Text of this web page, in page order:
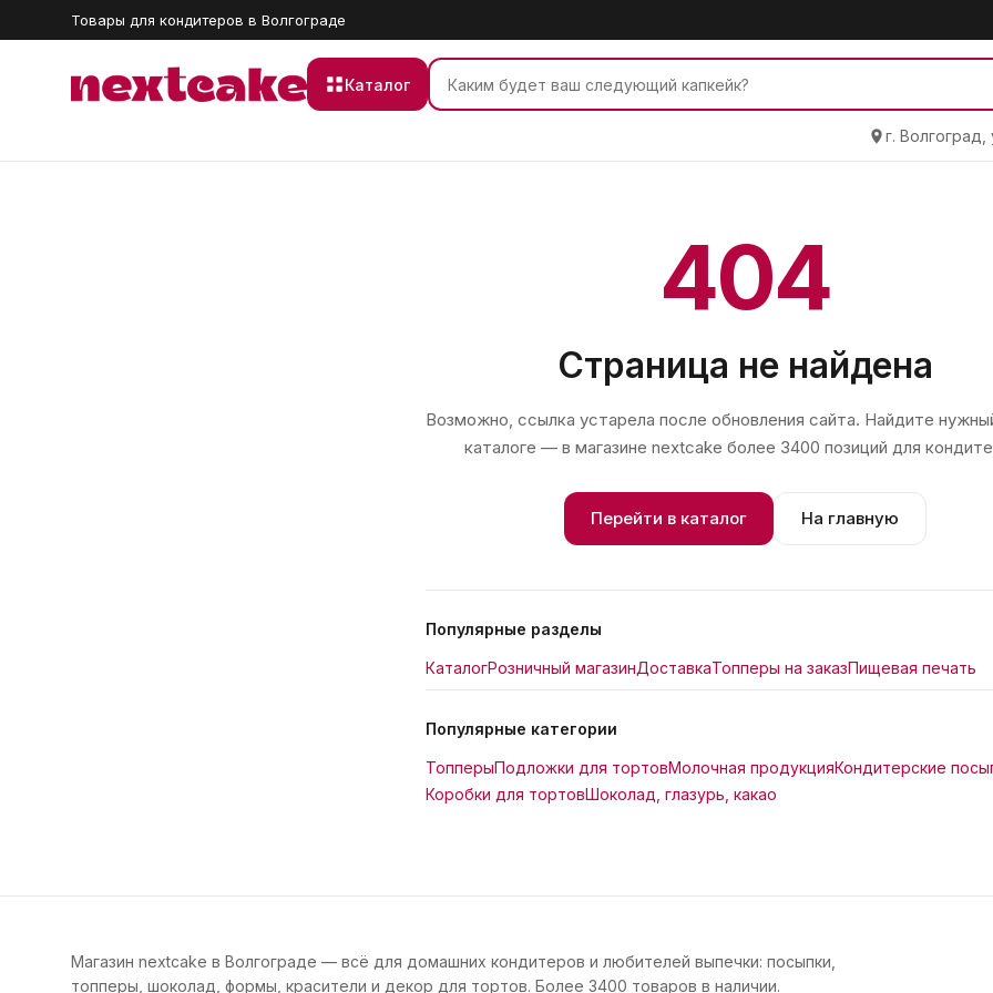
Товары для кондитеров в Волгограде
Каталог
г.
404
Страница не найдена
Возможно, ссылка устарела после обновления сайта. Найдите
каталоге — в магазине nextcake более 3400 позиций для
Перейти в каталог На главную
Популярные разделы
КаталогРозничный магазинДоставкаТопперы на заказПищевая печать
Популярные категории
ТопперыПодложки для тортовМолочная продукцияКондитерские
Коробки для тортовШоколад, глазурь, какао
Магазин nextcake в Волгограде — всё для домашних кондитеров и любителей выпечки: посыпки,
топперы, шоколад, формы, красители и декор для тортов. Более 3400 товаров в наличии.